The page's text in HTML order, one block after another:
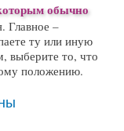
обычно
Главное –
ту или иную
выберите то, что
положению.